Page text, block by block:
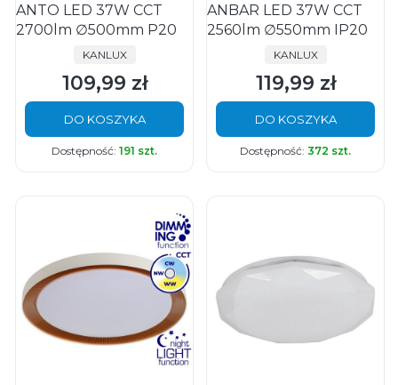
ANTO LED 37W CCT
2700lm ∅500mm P20
PRODUCENT
KANLUX
Cena
109,99 zł
DO KOSZYKA
Dostępność: 191 szt.
ANBAR LED 37W CCT
2560lm ∅550mm IP20
PRODUCENT
KANLUX
Cena
119,99 zł
DO KOSZYKA
Dostępność: 372 szt.